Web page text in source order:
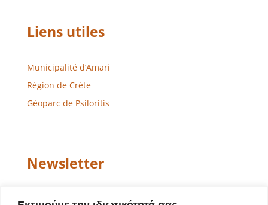
Liens utiles
Municipalité d’Amari
Région de Crète
Géoparc de Psiloritis
Newsletter